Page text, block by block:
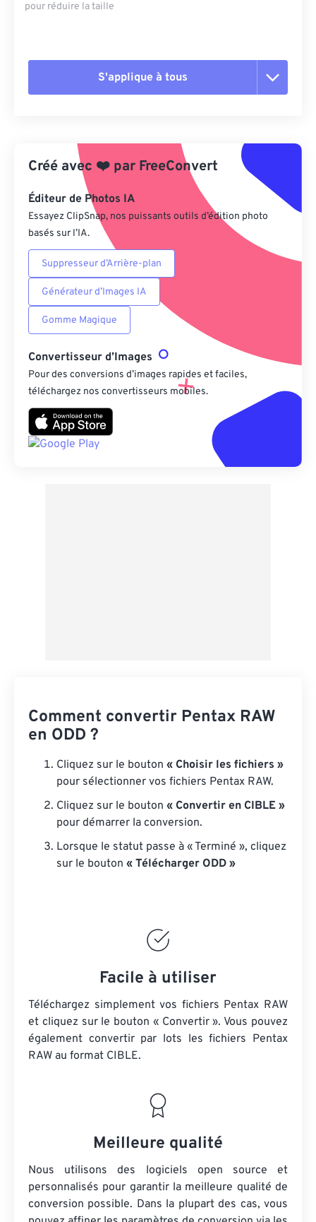
pour réduire la taille
S'applique à tous
Appliquer à partir du préréglage
Enregistrer comme préréglage
Créé avec ❤️ par FreeConvert
Éditeur de Photos IA
Essayez ClipSnap, nos puissants outils d’édition photo
basés sur l’IA.
Suppresseur d’Arrière-plan
Générateur d’Images IA
Gomme Magique
Convertisseur d’Images
Pour des conversions d’images rapides et faciles,
téléchargez nos convertisseurs mobiles.
Comment convertir Pentax RAW
en ODD ?
Cliquez sur le bouton « Choisir les fichiers »
pour sélectionner vos fichiers Pentax RAW.
Cliquez sur le bouton « Convertir en CIBLE »
pour démarrer la conversion.
Lorsque le statut passe à « Terminé », cliquez
sur le bouton « Télécharger ODD »
Facile à utiliser
Téléchargez simplement vos fichiers Pentax RAW
et cliquez sur le bouton « Convertir ». Vous pouvez
également convertir par lots les fichiers Pentax
RAW au format CIBLE.
Meilleure qualité
Nous utilisons des logiciels open source et
personnalisés pour garantir la meilleure qualité de
conversion possible. Dans la plupart des cas, vous